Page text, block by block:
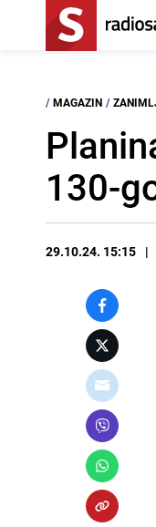
/ MAGAZIN /
130-
29.10.24. 15:15